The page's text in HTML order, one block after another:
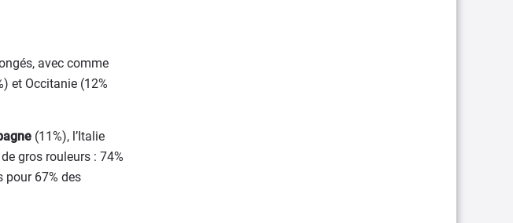
avec comme
et Occitanie (12%
(11%), l’Italie
gros rouleurs : 74%
pour 67% des